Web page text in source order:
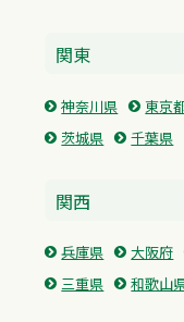
関東
神奈川県 東京
茨城県
千葉県
関西
兵庫県 大阪府
三重県
和歌山